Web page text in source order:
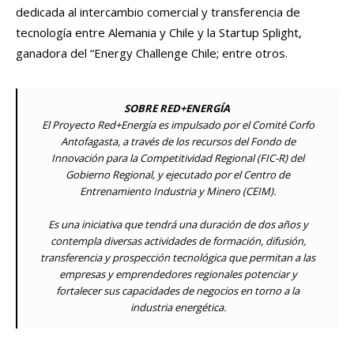
dedicada al intercambio comercial y transferencia de
tecnología entre Alemania y Chile y la Startup Splight,
ganadora del “Energy Challenge Chile; entre otros.
SOBRE RED+ENERGÍA
El Proyecto Red+Energía es impulsado por el Comité Corfo
Antofagasta, a través de los recursos del Fondo de
Innovación para la Competitividad Regional (FIC-R) del
Gobierno Regional, y ejecutado por el Centro de
Entrenamiento Industria y Minero (CEIM).
Es una iniciativa que tendrá una duración de dos años y
contempla diversas actividades de formación, difusión,
transferencia y prospección tecnológica que permitan a las
empresas y emprendedores regionales potenciar y
fortalecer sus capacidades de negocios en torno a la
industria energética.